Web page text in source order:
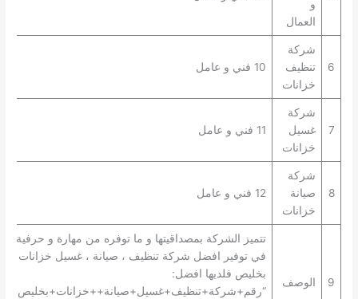
و
العمال
6
شركة
تنظيف
خزانات
10 فني و عامل
7
شركة
غسيل
خزانات
11 فني و عامل
8
شركة
صيانة
خزانات
12 فني و عامل
9 الوصف
تتميز الشركة بمصداقيتها و ما توفره من مهارة و حرفية
في توفير افضل شركة تنظيف ، صيانة ، غسيل خزانات
بخليص فلديها افضل:
“رقم+شركة+تنظيف+غسيل+صيانة++خزانات+بخليص+”